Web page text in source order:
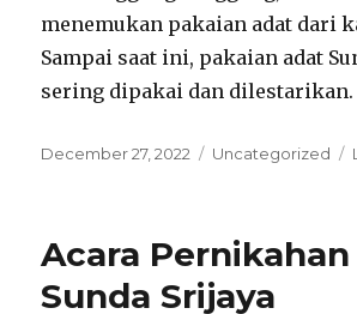
menemukan pakaian adat dari
Sampai saat ini, pakaian adat
sering dipakai dan dilestarikan.
Posted
December 27, 2022 Categories
Uncategorized
Acara
Sunda Srijaya